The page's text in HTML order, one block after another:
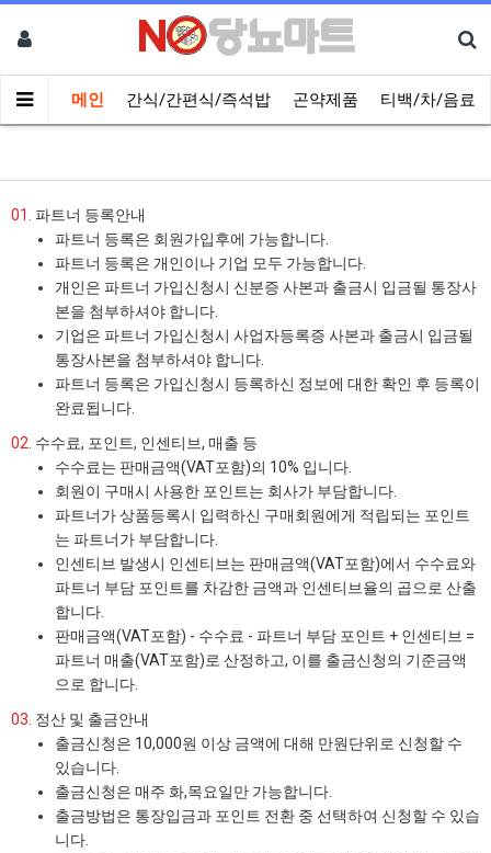
메인 간식/간편식/즉석밥 곤약제품 티백/차/음료
01. 파트너 등록안내
파트너 등록은 회원가입후에 가능합니다.
파트너 등록은 개인이나 기업 모두 가능합니다.
개인은 파트너 가입신청시 신분증 사본과 출금시 입금될 통장사
본을 첨부하셔야 합니다.
기업은 파트너 가입신청시 사업자등록증 사본과 출금시 입금될
통장사본을 첨부하셔야 합니다.
파트너 등록은 가입신청시 등록하신 정보에 대한 확인 후 등록이
완료됩니다.
02. 수수료, 포인트, 인센티브, 매출 등
수수료는 판매금액(VAT포함)의 10% 입니다.
회원이 구매시 사용한 포인트는 회사가 부담합니다.
파트너가 상품등록시 입력하신 구매회원에게 적립되는 포인트
는 파트너가 부담합니다.
인센티브 발생시 인센티브는 판매금액(VAT포함)에서 수수료와
파트너 부담 포인트를 차감한 금액과 인센티브율의 곱으로 산출
합니다.
판매금액(VAT포함) - 수수료 - 파트너 부담 포인트 + 인센티브 =
파트너 매출(VAT포함)로 산정하고, 이를 출금신청의 기준금액
으로 합니다.
03. 정산 및 출금안내
출금신청은 10,000원 이상 금액에 대해 만원단위로 신청할 수
있습니다.
출금신청은 매주 화,목요일만 가능합니다.
출금방법은 통장입금과 포인트 전환 중 선택하여 신청할 수 있습
니다.